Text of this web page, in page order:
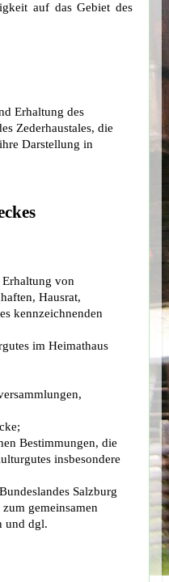
auf das Gebiet des
Erhaltung des
Zederhaustales, die
Darstellung in
von
Hausrat,
kennzeichnenden
im Heimathaus
Bestimmungen, die
insbesondere
Salzburg
gemeinsamen
und dgl.